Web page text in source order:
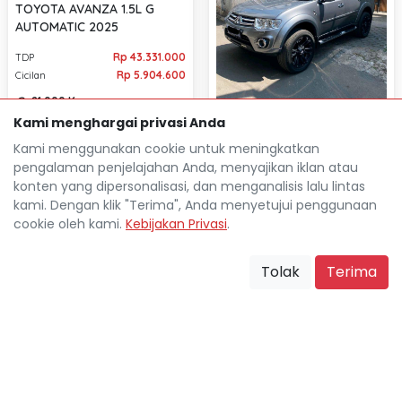
TOYOTA AVANZA 1.5L G
AUTOMATIC 2025
TDP Rp 43.331.000
Cicilan
Rp 5.904.600
21.000 Km
location_onBandung Kota
2.4L DAKAR 4X2 AUTOMATIC
2015
TDP Rp 48.714.000
Cicilan
Rp 6.843.400
Kami menghargai privasi Anda
Kami menggunakan cookie untuk meningkatkan
pengalaman penjelajahan Anda, menyajikan iklan atau
konten yang dipersonalisasi, dan menganalisis lalu lintas
kami. Dengan klik "Terima", Anda menyetujui penggunaan
cookie oleh kami. Kebijakan Privasi.
Tolak Terima